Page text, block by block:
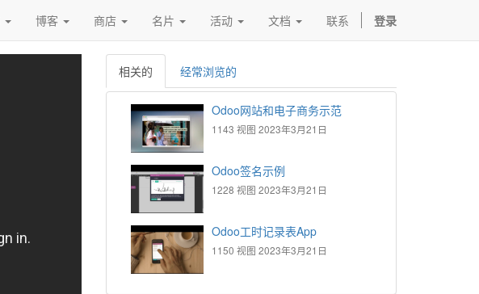
博客 商店 名片 活动 文档 联系 登录
相关的 经常浏览的
Odoo网站和电子商务示范
1143 视图 2023年3月21日
Odoo签名示例
1228 视图 2023年3月21日
Odoo工时记录表App
1150 视图 2023年3月21日